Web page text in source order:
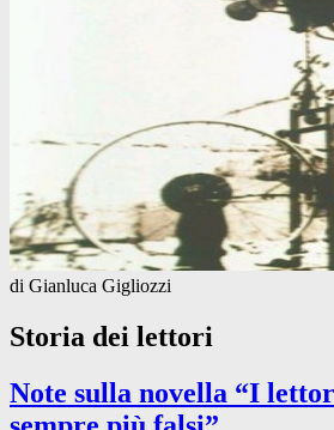
di Gianluca Gigliozzi
Storia dei lettori
Note sulla novella “I